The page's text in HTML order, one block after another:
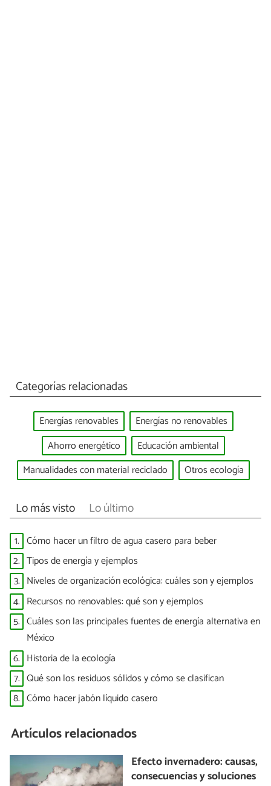
Categorías relacionadas
Energías renovables
Energías no renovables
Ahorro energético
Educación ambiental
Manualidades con material reciclado
Otros ecología
Lo más visto Lo último
1. Cómo hacer un filtro de agua casero para beber
2. Tipos de energía y ejemplos
3. Niveles de organización ecológica: cuáles son y ejemplos
4. Recursos no renovables: qué son y ejemplos
5. Cuáles son las principales fuentes de energía alternativa en
México
6. Historia de la ecología
7. Qué son los residuos sólidos y cómo se clasifican
8. Cómo hacer jabón líquido casero
Artículos relacionados
Efecto invernadero: causas,
consecuencias y soluciones